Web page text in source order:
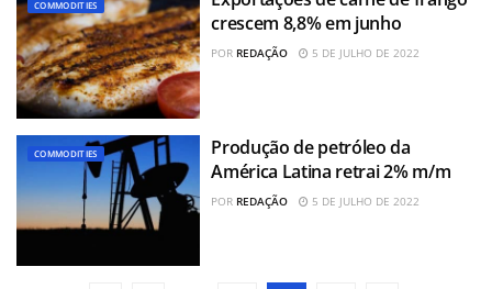
COMMODITIES
crescem 8,8% em junho
POR REDAÇÃO 5 DE JULHO DE 2022
COMMODITIES
Produção de petróleo da
América Latina retrai 2% m/m
POR REDAÇÃO 5 DE JULHO DE 2022